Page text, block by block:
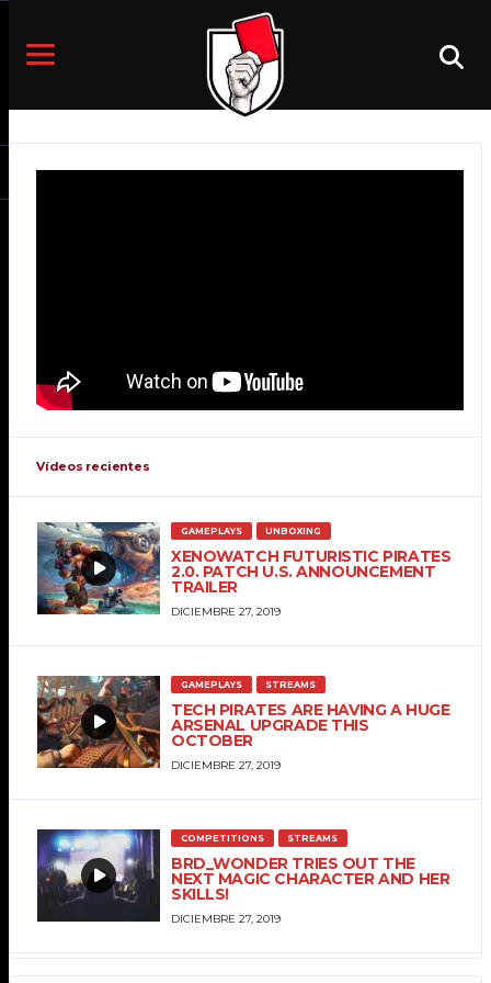
Vídeos recientes
STREAMS UNBOXING
DESTROY PLAYED THE FIRST
MISSION OF THE MERCENARIES
COMPETITIONS STREAMS
TOGETHER!
GAMEPLAYS UNBOXING
XENOWATCH FUTURISTIC PIRATES
2.0. PATCH U.S. ANNOUNCEMENT
TRAILER
DICIEMBRE 27, 2019
GAMEPLAYS STREAMS
TECH PIRATES ARE HAVING A HUGE
ARSENAL UPGRADE THIS
OCTOBER
DICIEMBRE 27, 2019
COMPETITIONS STREAMS
BRD_WONDER TRIES OUT THE
NEXT MAGIC CHARACTER AND HER
SKILLS!
DICIEMBRE 27, 2019